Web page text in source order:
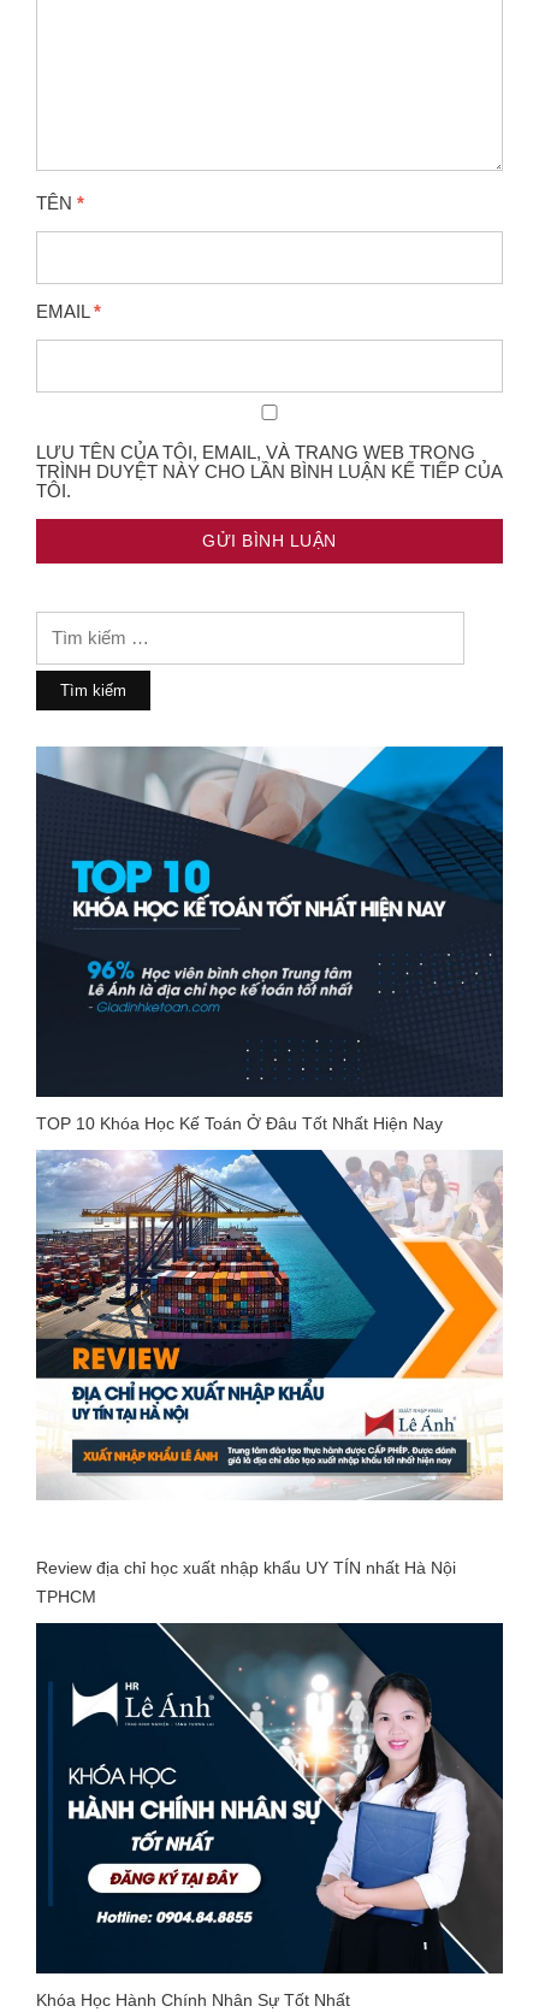
TÊN *
EMAIL*
LƯU TÊN CỦA TÔI, EMAIL, VÀ TRANG WEB TRONG
TRÌNH DUYỆT NÀY CHO LẦN BÌNH LUẬN KẾ TIẾP CỦA
TÔI.
cho:
TOP 10 Khóa Học Kế Toán Ở Đâu Tốt Nhất Hiện Nay
Review địa chỉ học xuất nhập khẩu UY TÍN nhất Hà Nội
TPHCM
Khóa Học Hành Chính Nhân Sự Tốt Nhất